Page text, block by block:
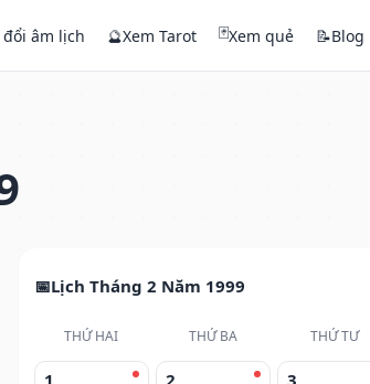
đổi âm lịch 🔮Xem Tarot 🃏Xem quẻ 📝Blog
Lịch Tháng 2 Năm 1999
THỨ HAI THỨ BA THỨ TƯ
1 2 3